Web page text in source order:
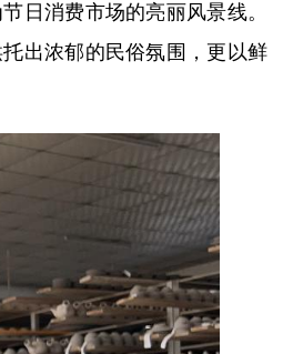
消费市场的亮丽风景线。
出浓郁的民俗氛围，更以鲜